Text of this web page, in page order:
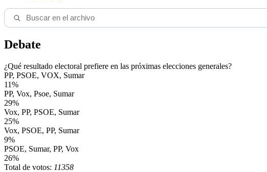
Debate
¿Qué resultado electoral prefiere en las próximas elecciones generales?
PP, PSOE, VOX, Sumar
11%
PP, Vox, Psoe, Sumar
29%
Vox, PP, PSOE, Sumar
25%
Vox, PSOE, PP, Sumar
9%
PSOE, Sumar, PP, Vox
26%
Total de votos: 11358